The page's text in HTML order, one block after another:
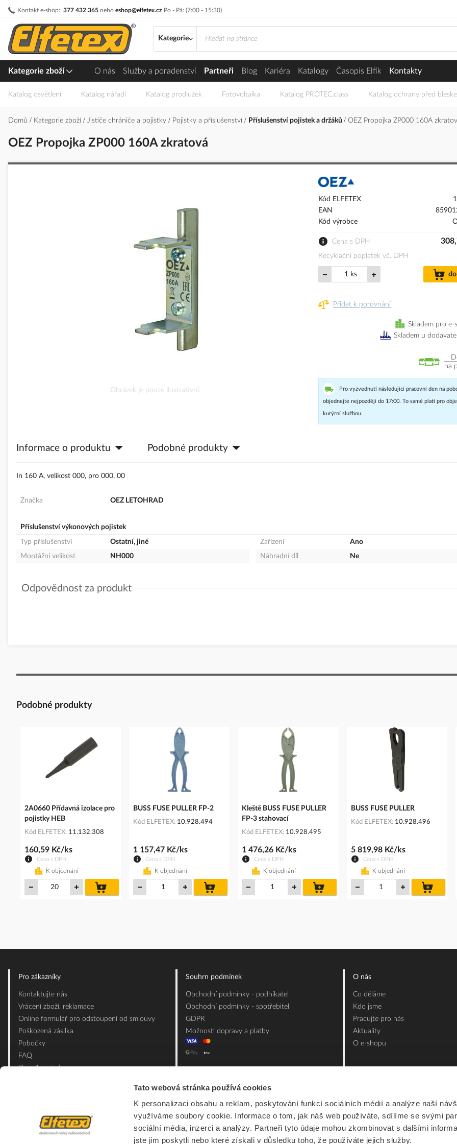
Tato webová stránka používá cookies
K personalizaci obsahu a reklam, poskytování funkcí sociálních médií a analýze naší
využíváme soubory cookie. Informace o tom, jak náš web používáte, sdílíme se svými
sociální média, inzerci a analýzy. Partneři tyto údaje mohou zkombinovat s dalšími
jste jim poskytli nebo které získali v důsledku toho, že používáte jejich služby.
Kontakt e-shop: 377 432 365 nebo eshop@elfetex.cz Po - Pá: (7:00 - 15:30)
Přejít
obsah
Kategorie
Kategorie zboží O nás Služby a poradenství Partneři Blog Kariéra Katalogy Časopis Elfík Kontakty
Katalog osvětlení Katalog nářadí Katalog prodlužek Fotovoltaika Katalog PROTEC.class Katalog ochrany před
Domů Kategorie zboží Jističe chrániče a pojistky Pojistky a příslušenství Příslušenství pojistek a držáků OEZ Propojka ZP000 160A
OEZ Propojka ZP000 160A zkratová
Obrázek je pouze ilustrativní.
Kód ELFETEX
EAN
Kód výrobce
Cena s DPH
Recyklační poplatek vč. DPH
ks
Přidat k porovnání
Skladem pro e-
Skladem u
na
Pro vyzvednutí následující pracovní den na
objednejte nejpozději do 17:00. To samé platí pro
kurýrní službou.
Informace o produktu Podobné produkty
In 160 A, velikost 000, pro 000, 00
Značka OEZ LETOHRAD
Příslušenství výkonových pojistek
Typ příslušenství
Ostatní, jiné
Montážní velikost
NH000
Zařízení
Ano
Náhradní díl
Ne
GPSR Details
Odpovědnost za produkt
Podobné produkty
2A0660 Přídavná izolace pro
pojistky HEB
Kód ELFETEX 11.132.308
Cena s DPH
160,59 Kč/ks
K objednání
košíku
BUSS FUSE PULLER FP-2
Kód ELFETEX 10.928.494
Cena s DPH
1 157,47 Kč/ks
K objednání
košíku
Kleště BUSS FUSE PULLER
FP-3 stahovací
Kód ELFETEX 10.928.495
Cena s DPH
1 476,26 Kč/ks
K objednání
košíku
BUSS FUSE PULLER
Kód ELFETEX 10.928.496
Cena s DPH
5 819,98 Kč/ks
K objednání
košíku
Pro zákazníky
Kontaktujte nás
Vrácení zboží, reklamace
Online formulář pro odstoupení od smlouvy
Poškozená zásilka
Pobočky
FAQ
Slovník pojmů
Souhrn podmínek
Obchodní podmínky - podnikatel
Obchodní podmínky - spotřebitel
GDPR
Možnosti dopravy a platby
O nás
Co děláme
Kdo jsme
Pracujte pro nás
Aktuality
O e-shopu